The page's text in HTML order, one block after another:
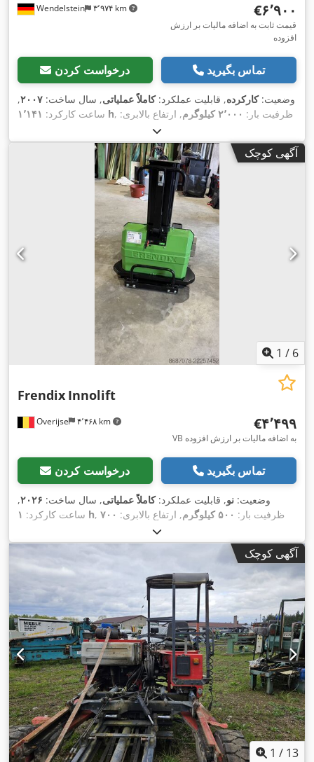
Wendelstein ۳٬۹۷۴ km ‎€۶٬۹۰۰
قیمت ثابت به اضافه مالیات بر ارزش
افزوده
درخواست کردن تماس بگیرید
وضعیت:کارکرده, قابلیت عملکرد:کاملاً عملیاتی, سال ساخت: ۲۰۰۷,
ساعت کارکرد: ۱٬۱۴۱ h , ظرفیت بار: ۲٬۰۰۰ کیلوگرم
, ارتفاع بالابری:
, نوع سوخت:
سازه:۲٬۴۵۰ میلی‌متر , قدرت:۱۸ کیلووات (۲۴٫۴۷ اسب بخار)
,
Lombardini , نوع چرخ‌دنده:هیدرواستاتیک, طول
۲٬۸۰۰ میلی‌متر , وزن خالی:۲٬۰۲۰ کیلوگرم
, رنگ:قرمز, تجهیزات:جابجایی جانبی, روشنایی,
محافظ جلو, چنگال پالت, چهار چرخ محرک,
آگهی کوچک
1 / 6
Overijse ۴٬۴۶۸ km
Frendix Innolift
‎€۴٬۴۹۹
VB به اضافه مالیات بر ارزش افزوده
درخواست کردن تماس بگیرید
وضعیت: نو, قابلیت عملکرد:کاملاً عملیاتی, سال ساخت: ۲۰۲۶,
ساعت کارکرد: ۱ h , ظرفیت بار: ۵۰۰ کیلوگرم , ارتفاع بالابری: ۷۰۰
آگهی کوچک
1 / 13